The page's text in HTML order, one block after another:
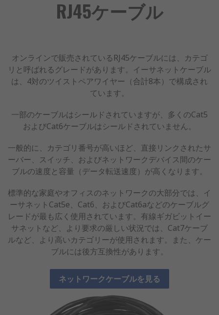
RJ45ケーブル
オンラインで販売されているRJ45ケーブルには、カテゴ
リと呼ばれるグレードがあります。イーサネットケーブル
は、4対のツイストペアワイヤー（合計8本）で構成され
ています。
一部のケーブルはシールドされていますが、多くのCat5
およびCat6ケーブルはシールドされていません。
一般的に、カテゴリ番号が高いほど、直接リンクされたサ
ーバー、スイッチ、およびネットワークデバイス間のケー
ブルの速度と容量（データ転送速度）が高くなります。
標準的な家庭やオフィスのネットワークの大部分では、イ
ーサネットCat5e、Cat6、およびCat6aなどのケーブルグ
レードが最も広く使用されています。有線ギガビットイー
サネットなど、より要求の厳しい状況では、Cat7ケーブ
ルなど、より高いカテゴリーが使用されます。また、ケー
ブルには後方互換性があります。
ネットワークケーブルを見る